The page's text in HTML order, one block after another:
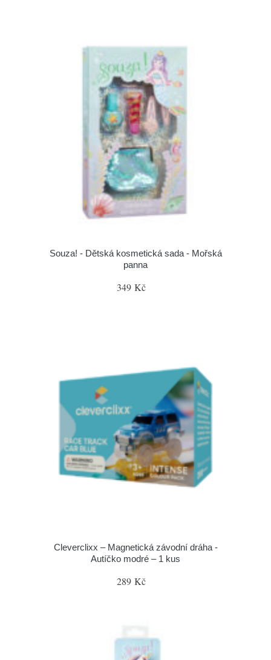
Souza! - Dětská kosmetická sada - Mořská
panna
349 Kč
Cleverclixx – Magnetická závodní dráha -
Autíčko modré – 1 kus
289 Kč